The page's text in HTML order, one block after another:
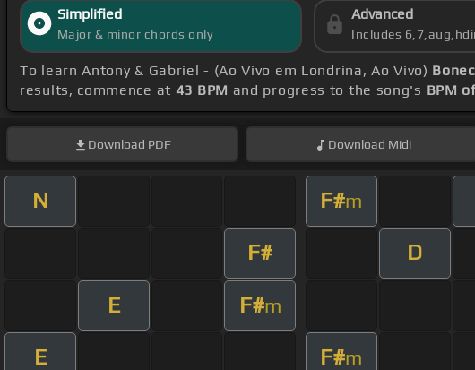
Simplified
Major & minor chords only
Advanced
Includes
To learn Antony & Gabriel - (Ao Vivo em Londrina, Ao Vivo)
results, commence at 43 BPM and progress to the song's BPM
Download PDF Download Midi
N F#m
F# D
E F#m
E F#m